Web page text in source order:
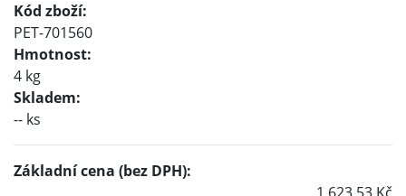
Kód zboží:
PET-701560
Hmotnost:
4 kg
Skladem:
-- ks
Základní cena (bez DPH):